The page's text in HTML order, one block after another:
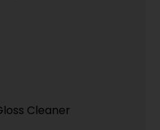
Cleaner